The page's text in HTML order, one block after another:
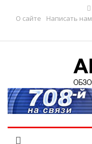
О сайте
Написать нам